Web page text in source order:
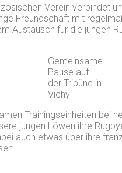
Verein verbindet
Freundschaft mit
Austausch für die jungen
Gemeinsame
Pause auf
der Tribüne in
Vichy
Trainingseinheiten bei
jungen Löwen ihre
auch etwas über ihre